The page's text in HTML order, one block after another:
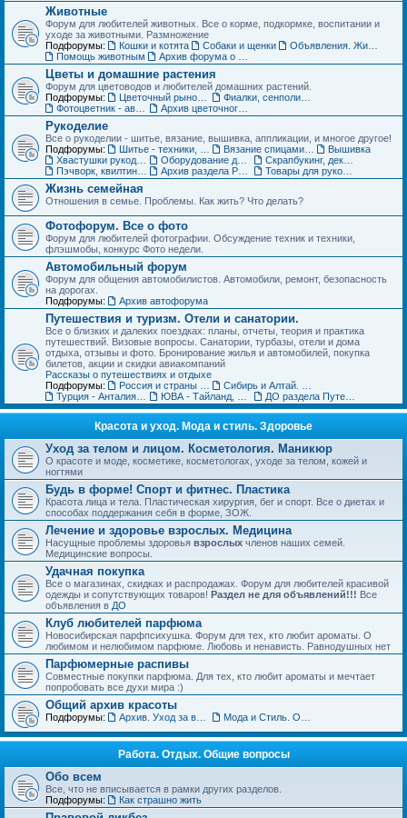
Животные
Форум для любителей животных. Все о корме, подкормке, воспитании и
уходе за животными. Размножение
Подфорумы:
Кошки и котята Собаки и щенки
Помощь животным
Цветы и домашние растения
Форум для цветоводов и любителей домашних растений.
Подфорумы:
Рукоделие
Все о рукоделии - шитье, вязание, вышивка, аппликации, и многое другое!
Подфорумы:
Вышивка
Жизнь семейная
Отношения в семье. Проблемы. Как жить? Что делать?
Фотофорум. Все о фото
Форум для любителей фотографии. Обсуждение техник и техники,
флэшмобы, конкурс Фото недели.
Автомобильный форум
Форум для общения автомобилистов. Автомобили, ремонт, безопасность
на дорогах.
Подфорумы:
Архив автофорума
Путешествия и туризм. Отели и санатории.
Все о близких и далеких поездках: планы, отчеты, теория и практика
путешествий. Визовые вопросы. Санатории, турбазы, отели и дома
отдыха, отзывы и фото. Бронирование жилья и автомобилей, покупка
билетов, акции и скидки авиакомпаний
Рассказы о путешествиях и отдыхе
Подфорумы:
Красота и уход. Мода и стиль. Здоровье
Уход за телом и лицом. Косметология. Маникюр
О красоте и моде, косметике, косметологах, уходе за телом, кожей и
ногтями
Будь в форме! Спорт и фитнес. Пластика
Красота лица и тела. Пластическая хирургия, бег и спорт. Все о диетах и
способах поддержания себя в форме, ЗОЖ.
Лечение и здоровье взрослых. Медицина
Насущные проблемы здоровья взрослых членов наших семей.
Медицинские вопросы.
Удачная покупка
Все о магазинах, скидках и распродажах. Форум для любителей красивой
одежды и сопутствующих товаров! Раздел не для объявлений!!! Все
объявления в ДО
Клуб любителей парфюма
Новосибирская парфпсихушка. Форум для тех, кто любит ароматы. О
любимом и нелюбимом парфюме. Любовь и ненависть. Равнодушных нет
Парфюмерные распивы
Совместные покупки парфюма. Для тех, кто любит ароматы и мечтает
попробовать все духи мира :)
Общий архив красоты
Подфорумы:
Работа. Отдых. Общие вопросы
Обо всем
Все, что не вписывается в рамки других разделов.
Подфорумы:
Как страшно жить